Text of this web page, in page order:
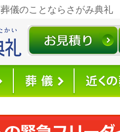
葬儀のことならさがみ典礼